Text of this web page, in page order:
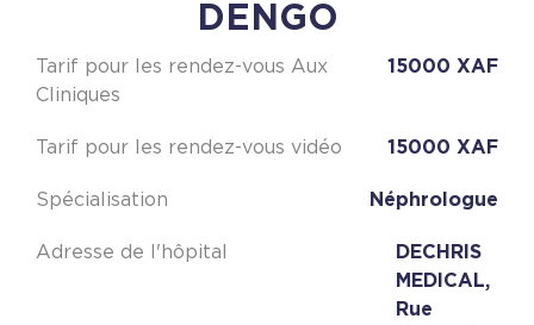
DENGO
Tarif pour les rendez-vous Aux
Cliniques
15000 XAF
Tarif pour les rendez-vous vidéo 15000 XAF
Spécialisation Néphrologue
Adresse de l'hôpital
DECHRIS
MEDICAL,
Rue